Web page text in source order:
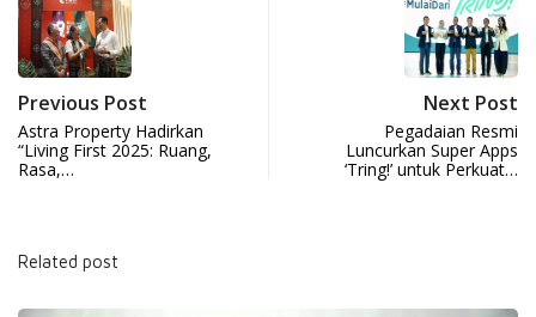
Previous Post
Astra Property Hadirkan
“Living First 2025: Ruang,
Rasa,…
Next Post
Pegadaian Resmi
Luncurkan Super Apps
‘Tring!’ untuk Perkuat…
Related post